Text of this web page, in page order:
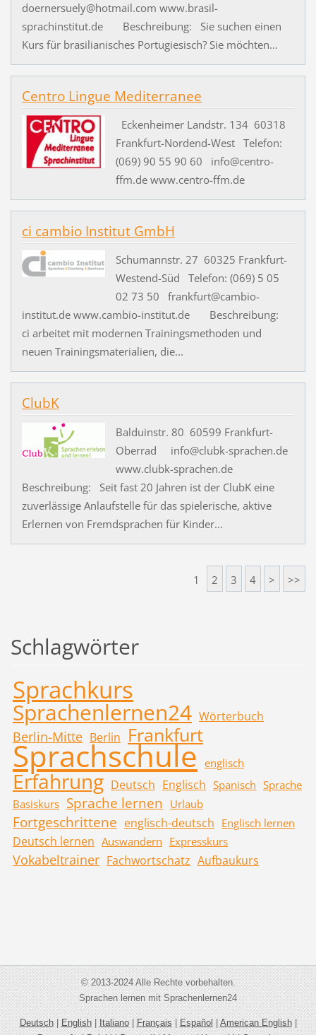
doernersuely@hotmail.com www.brasil-
sprachinstitut.de Beschreibung: Sie suchen einen
Kurs für brasilianisches Portugiesisch? Sie möchten...
Centro Lingue Mediterranee
Eckenheimer Landstr. 134 60318
Frankfurt-Nordend-West Telefon:
(069) 90 55 90 60 info@centro-
ffm.de www.centro-ffm.de
ci cambio Institut GmbH
Schumannstr. 27 60325 Frankfurt-
Westend-Süd Telefon: (069) 5 05
02 73 50 frankfurt@cambio-
institut.de www.cambio-institut.de Beschreibung:
ci arbeitet mit modernen Trainingsmethoden und
neuen Trainingsmaterialien, die...
ClubK
Balduinstr. 80 60599 Frankfurt-
Oberrad info@clubk-sprachen.de
www.clubk-sprachen.de
Beschreibung: Seit fast 20 Jahren ist der ClubK eine
zuverlässige Anlaufstelle für das spielerische, aktive
Erlernen von Fremdsprachen für Kinder...
1 2 3 4 > >>
Schlagwörter
Sprachkurs
Sprachenlernen24 Wörterbuch
Berlin-Mitte Berlin Frankfurt
Sprachschule englisch
Erfahrung Deutsch Englisch Spanisch Sprache
Basiskurs Sprache lernen Urlaub
Fortgeschrittene englisch-deutsch Englisch lernen
Deutsch lernen Auswandern Expresskurs
Vokabeltrainer Fachwortschatz Aufbaukurs
© 2013-2024 Alle Rechte vorbehalten.
Sprachen lernen mit Sprachenlernen24
Deutsch|English|Italiano|Français|Español|American English|